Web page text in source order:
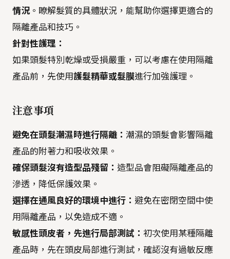
情況。瞭解髮質的具體狀況，能幫助你選擇更適合的
隔離產品和技巧。
針對性護理：
如果頭髮特別乾燥或受損嚴重，可以考慮在使用隔離
產品前，先使用護髮精華或髮膜進行加強護理。
注意事項
避免在頭髮潮濕時進行隔離： 潮濕的頭髮會影響隔離
產品的附著力和吸收效果。
確保頭髮沒有造型品殘留： 造型品會阻礙隔離產品的
滲透，降低保護效果。
選擇在通風良好的環境中進行： 避免在密閉空間中使
用隔離產品，以免造成不適。
敏感性頭皮者，先進行局部測試： 初次使用某種隔離
產品時，先在頭皮局部進行測試，確認沒有過敏反應